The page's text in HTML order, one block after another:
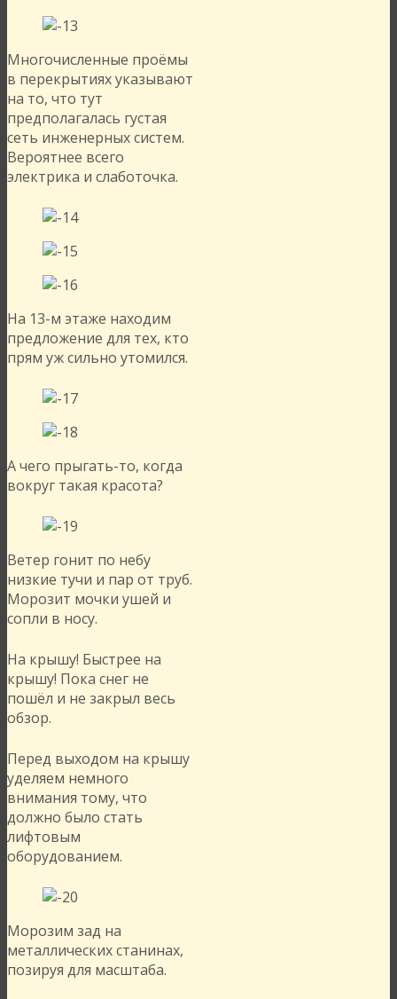
Многочисленные проёмы
в перекрытиях указывают
на то, что тут
предполагалась густая
сеть инженерных систем.
Вероятнее всего
электрика и слаботочка.
На 13-м этаже находим
предложение для тех, кто
прям уж сильно утомился.
А чего прыгать-то, когда
вокруг такая красота?
Ветер гонит по небу
низкие тучи и пар от труб.
Морозит мочки ушей и
сопли в носу.
На крышу! Быстрее на
крышу! Пока снег не
пошёл и не закрыл весь
обзор.
Перед выходом на крышу
уделяем немного
внимания тому, что
должно было стать
лифтовым
оборудованием.
Морозим зад на
металлических станинах,
позируя для масштаба.